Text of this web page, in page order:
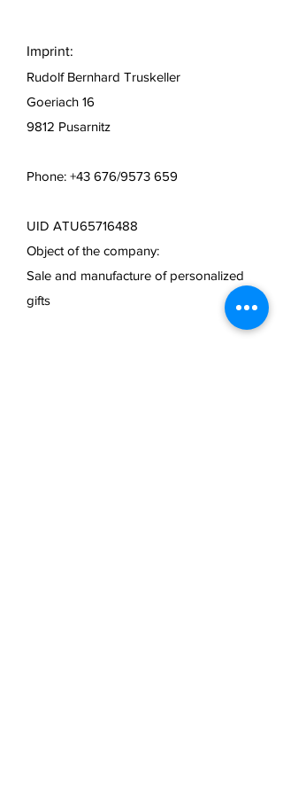
Imprint:
Rudolf Bernhard Truskeller
Goeriach 16
9812 Pusarnitz
Phone: +43 676/9573 659
UID ATU65716488
Object of the company:
Sale and manufacture of personalized
gifts